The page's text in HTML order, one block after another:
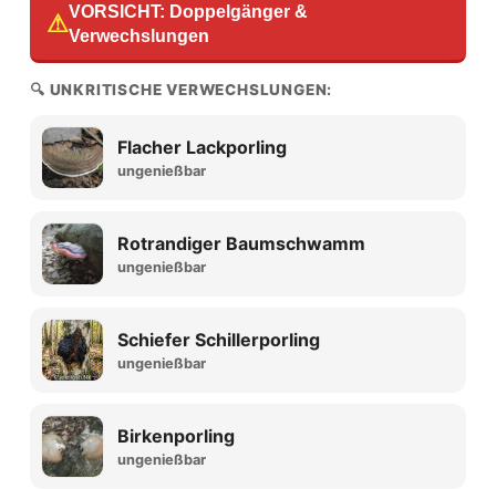
⚠VORSICHT: Doppelgänger &
Verwechslungen
🔍 UNKRITISCHE VERWECHSLUNGEN:
Flacher Lackporling
ungenießbar
Rotrandiger Baumschwamm
ungenießbar
Schiefer Schillerporling
ungenießbar
Birkenporling
ungenießbar